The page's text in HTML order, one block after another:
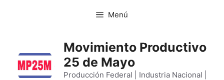
Menú
Movimiento Productivo
25 de Mayo
Producción Federal | Industria Nacional |